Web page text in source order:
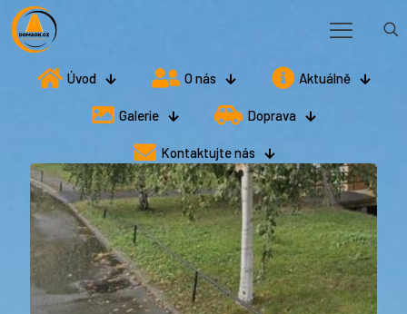
Úvod O nás Aktuálně
Galerie Doprava
Kontaktujte nás